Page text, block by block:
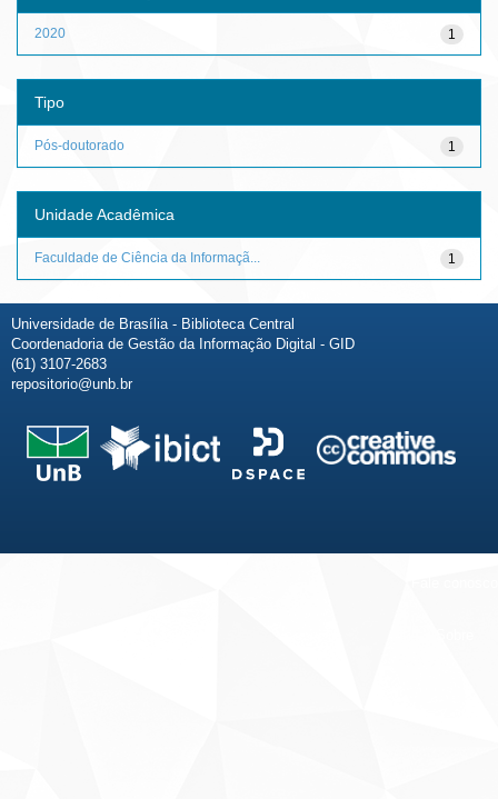
1
2020
Tipo
1
Pós-doutorado
Unidade Acadêmica
1
Faculdade de Ciência da Informaçã...
Universidade de Brasília - Biblioteca Central
Coordenadoria de Gestão da Informação Digital - GID
(61) 3107-2683
repositorio@unb.br